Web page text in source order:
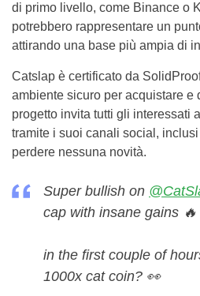
di primo livello, come Binance o
potrebbero rappresentare un
attirando una base più ampia di
Catslap è certificato da
ambiente sicuro per acquistare e
progetto invita tutti gli interessati
tramite i suoi canali social,
perdere nessuna novità.
Super bullish on
cap with insane gains 🔥
in the first couple of
1000x cat coin? 👀